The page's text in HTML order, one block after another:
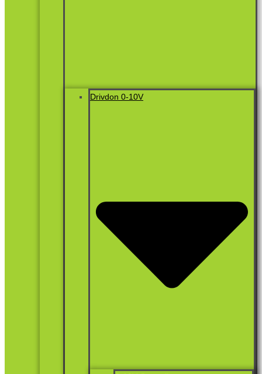
Drivdon 0-10V